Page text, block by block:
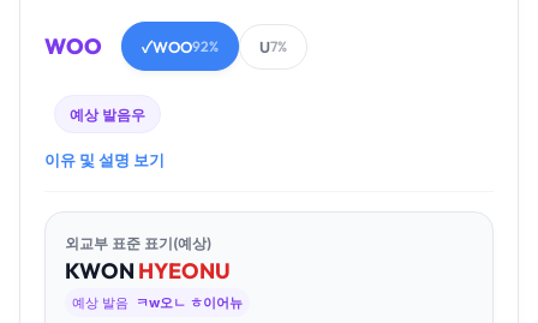
WOO ✓WOO92% U7%
예상 발음우
이유 및 설명 보기
외교부 표준 표기(예상)
KWON HYEONU
예상 발음 ㅋw오ㄴ ㅎ이어뉴